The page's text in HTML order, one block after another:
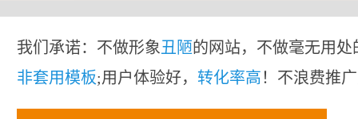
我们承诺：不做形象丑陋的网站，不做毫无用处
非套用模板;用户体验好， 转化率高！不浪费推